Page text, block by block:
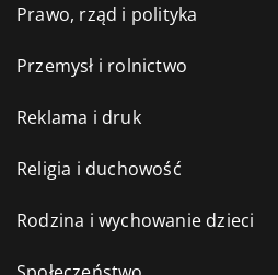
Prawo, rząd i polityka
Przemysł i rolnictwo
Reklama i druk
Religia i duchowość
Rodzina i wychowanie dzieci